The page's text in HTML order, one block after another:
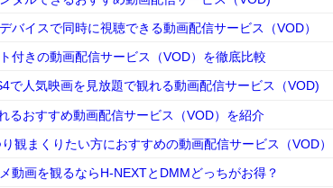
バイスで同時に視聴できる動画配信サービス（VOD）
付きの動画配信サービス（VOD）を徹底比較
で人気映画を見放題で観れる動画配信サービス（VOD)
るおすすめ動画配信サービス（VOD）を紹介
観まくりたい方におすすめの動画配信サービス（VOD）
動画を観るならH-NEXTとDMMどっちがお得？